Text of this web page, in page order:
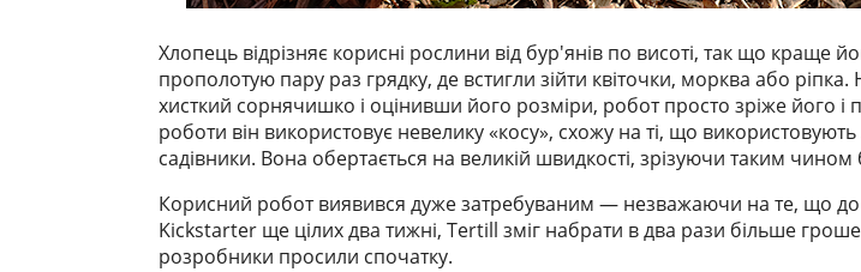
Хлопець відрізняє корисні рослини від бур'янів по висоті, так що краще
прополотую пару раз грядку, де встигли зійти квіточки, морква або ріпка.
хисткий сорнячишко і оцінивши його розміри, робот просто зріже його і
роботи він використовує невелику «косу», схожу на ті, що використовують
садівники. Вона обертається на великій швидкості, зрізуючи таким
Корисний робот виявився дуже затребуваним — незважаючи на те, що до
Kickstarter ще цілих два тижні, Tertill зміг набрати в два рази більше
розробники просили спочатку.